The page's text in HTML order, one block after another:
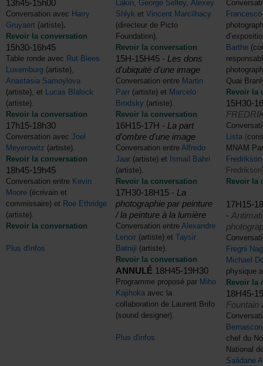
13h45-15h00
Conversation avec Harry
Gruyaert (artiste).
Revoir la conversation
15h30-16h45
Table ronde avec Rut Blees
Luxemburg (artiste),
Anastasia Samoylova
(artiste), et Lucas Blalock
(artiste).
Revoir la conversation
17h15-18h30
Conversation avec Joel
Meyerowitz (artiste).
Revoir la conversation
18h45-19h45
Conversation entre Kevin
Moore (écrivain et
commissaire) et Roe Ethridge
(artiste).
Revoir la conversation
Plus d'infos
Lakin, George Selley,Alexey
Shlyk etVincent Marcilhacy
(directeur de Picto
Foundation).
Revoir la conversation
15H-15H45 -Les dons
d'ubiquité d'une image
Conversation entre Martin
Parr (artiste) et Marcelo
Brodsky (artiste).
Revoir la conversation
16H15-17H -La part
d'ombre d'une image
Conversation entreAlfredo
Jaar (artiste) et Ismail Bahri
(artiste).
Revoir la conversation
17H30-18H15 -La
photographie par peinture
/ la peinture à la lumière
Conversation entreAlexandre
Lenoir (artiste) etTaysir
Batniji (artiste).
Revoir la conversation
ANNULÉ 18H45-19H30
Programme proposé par Miho
Kajihoka avec la
collaboration de Laurent Brifo
(sound designer).
Plus d'infos
Barthe
Quai
Revoir la
15H30-
Lista (
MNAM
Revoir la
17H15-
-
Fregni
Michael
physique
Revoir la
18H45-
Fountain
chef du
National
Saâdane